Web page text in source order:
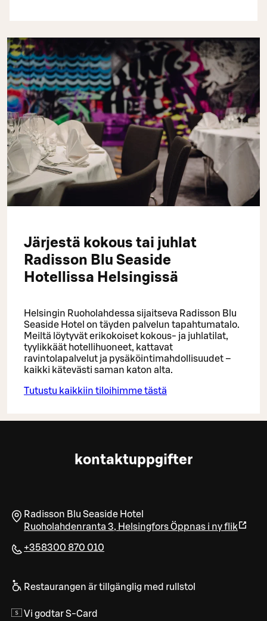
Järjestä kokous tai juhlat
Radisson Blu Seaside
Hotellissa Helsingissä
Helsingin Ruoholahdessa sijaitseva Radisson Blu
Seaside Hotel on täyden palvelun tapahtumatalo.
Meiltä löytyvät erikokoiset kokous- ja juhlatilat,
tyylikkäät hotellihuoneet, kattavat
ravintolapalvelut ja pysäköintimahdollisuudet –
kaikki kätevästi saman katon alta.
Tutustu kaikkiin tiloihimme tästä
kontaktuppgifter
Radisson Blu Seaside Hotel
Ruoholahdenranta 3, HelsingforsÖppnas i ny flik
+358300 870 010
Restaurangen är tillgänglig med rullstol
Vi godtar S-Card